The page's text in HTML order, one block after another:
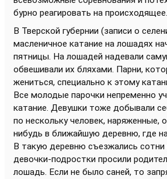
бурно реагировать на происходящее.
В Тверской губернии (записи о
масленичное катание на лошадях
пятницы. На лошадей надевали
обвешивали их бляхами. Парни,
жениться, специально к этому
Все молодые парочки непременно
катание. Девушки тоже добывали
по нескольку человек, наряженные,
нибудь в ближайшую деревню, где
В такую деревню съезжались сотни
девочки-подростки просили
лошадь. Если не было саней, то